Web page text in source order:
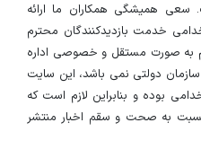
همیشگی همکاران ما ارائه
خدمت بازدیدکنندگان محترم
به صورت مستقل و خصوصی اداره
دولتی نمی باشد، این سایت
بوده و بنابراین لازم است که
به صحت و سقم اخبار منتشر